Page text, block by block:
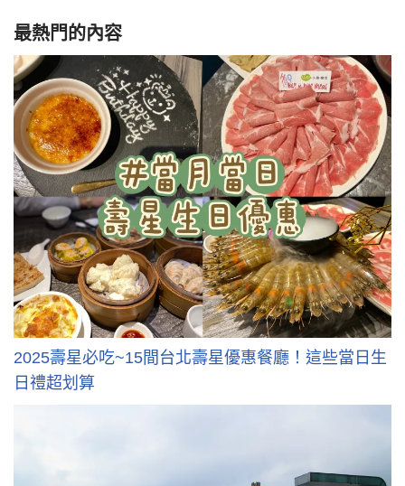
最熱門的內容
2025壽星必吃~15間台北壽星優惠餐廳！這些當日生
日禮超划算